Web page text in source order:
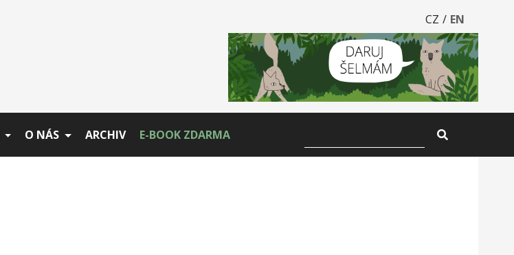
CZ / EN
O NÁS ARCHIV E-BOOK ZDARMA